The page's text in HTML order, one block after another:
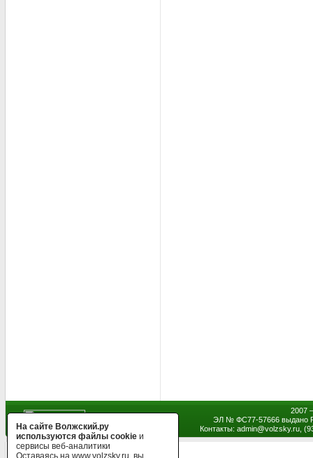
2007
ЭЛ № ФС77-57666 выдано
Контакты: admin@volzsky.ru,
На сайте Волжский.ру
используются файлы cookie и
сервисы веб-аналитики
Оставаясь на www.volzsky.ru, вы